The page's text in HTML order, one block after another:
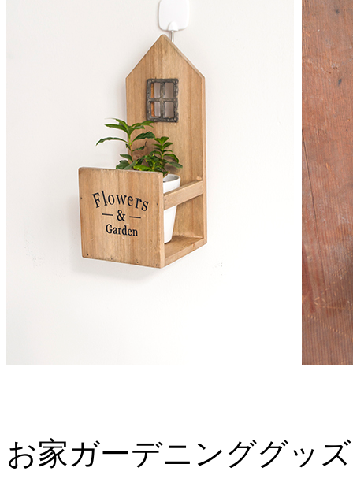
お家ガーデニンググッ